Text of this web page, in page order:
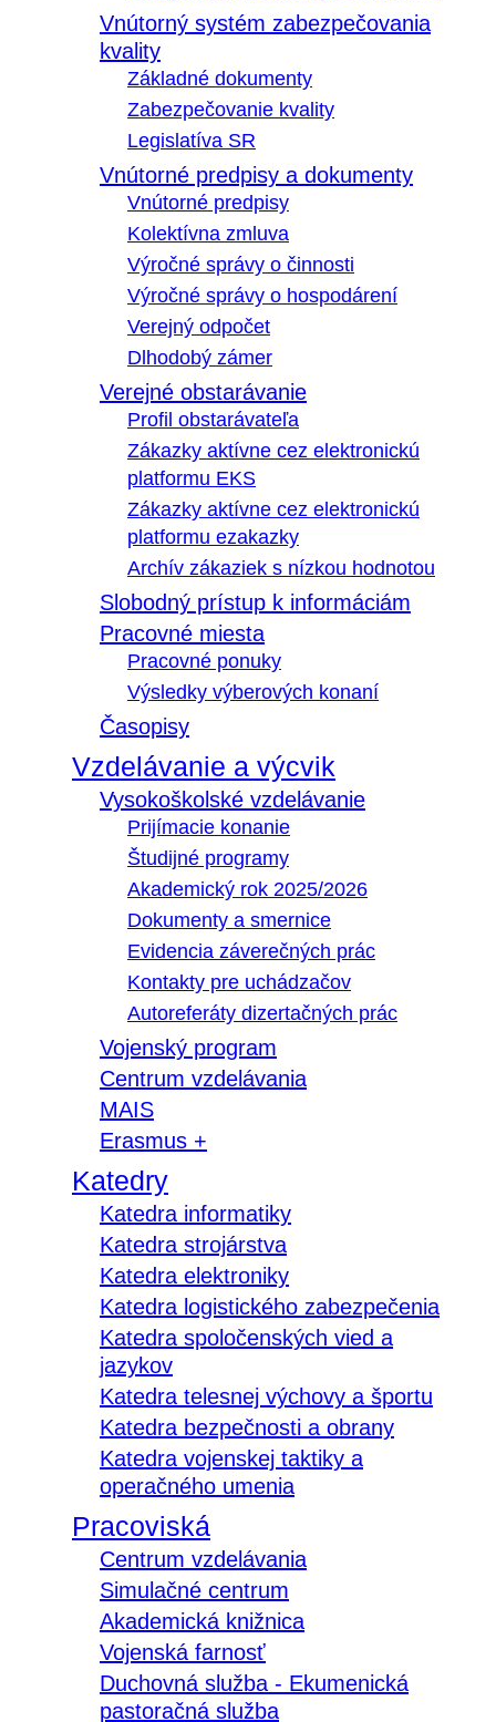
Vnútorný systém zabezpečovania
kvality
Základné dokumenty
Zabezpečovanie kvality
Legislatíva SR
Vnútorné predpisy a dokumenty
Vnútorné predpisy
Kolektívna zmluva
Výročné správy o činnosti
Výročné správy o hospodárení
Verejný odpočet
Dlhodobý zámer
Verejné obstarávanie
Profil obstarávateľa
Zákazky aktívne cez elektronickú
platformu EKS
Zákazky aktívne cez elektronickú
platformu ezakazky
Archív zákaziek s nízkou hodnotou
Slobodný prístup k informáciám
Pracovné miesta
Pracovné ponuky
Výsledky výberových konaní
Časopisy
Vzdelávanie a výcvik
Vysokoškolské vzdelávanie
Prijímacie konanie
Študijné programy
Akademický rok 2025/2026
Dokumenty a smernice
Evidencia záverečných prác
Kontakty pre uchádzačov
Autoreferáty dizertačných prác
Vojenský program
Centrum vzdelávania
MAIS
Erasmus +
Katedry
Katedra informatiky
Katedra strojárstva
Katedra elektroniky
Katedra logistického zabezpečenia
Katedra spoločenských vied a
jazykov
Katedra telesnej výchovy a športu
Katedra bezpečnosti a obrany
Katedra vojenskej taktiky a
operačného umenia
Pracoviská
Centrum vzdelávania
Simulačné centrum
Akademická knižnica
Vojenská farnosť
Duchovná služba - Ekumenická
pastoračná služba